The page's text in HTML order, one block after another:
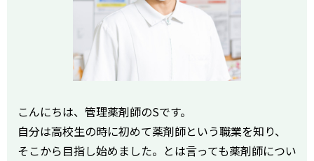
こんにちは、管理薬剤師のSです。
自分は高校生の時に初めて薬剤師という職業を知り、
そこから目指し始めました。とは言っても薬剤師につい